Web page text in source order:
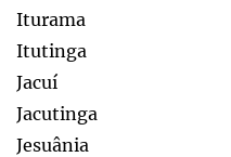
Iturama
Itutinga
Jacuí
Jacutinga
Jesuânia